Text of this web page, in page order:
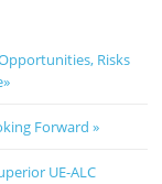
Risks
Forward »
UE-ALC